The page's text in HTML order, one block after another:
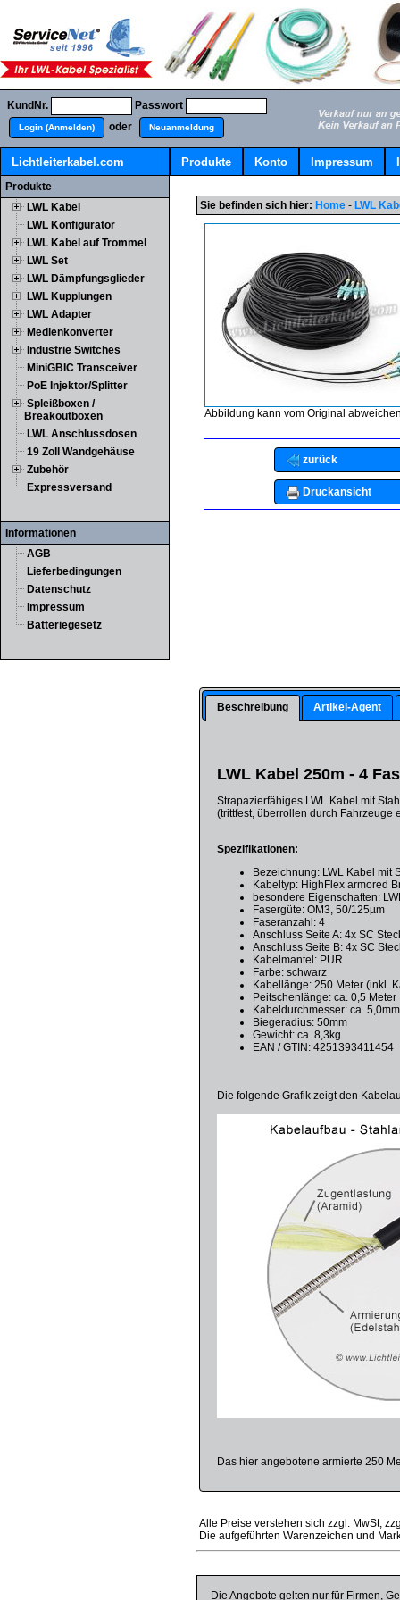
KundNr. Passwort
Login (Anmelden) oder Neuanmeldung
Lichtleiterkabel.com Produkte Konto Impressum
Produkte
LWL Kabel
LWL Konfigurator
LWL Kabel auf Trommel
LWL Set
LWL Dämpfungsglieder
LWL Kupplungen
LWL Adapter
Medienkonverter
Industrie Switches
MiniGBIC Transceiver
PoE Injektor/Splitter
Spleißboxen /
Breakoutboxen
LWL Anschlussdosen
19 Zoll Wandgehäuse
Zubehör
Expressversand
Informationen
AGB
Lieferbedingungen
Datenschutz
Impressum
Batteriegesetz
Sie befinden sich hier: Home - LWL
Abbildung kann vom Original
zurück
Druckansicht
Beschreibung Artikel-Agent
LWL Kabel 250m - 4
Strapazierfähiges LWL Kabel mit
(trittfest, überrollen durch Fahrzeuge
Spezifikationen:
Bezeichnung: LWL Kabel mit
Kabeltyp: HighFlex armored
besondere Eigenschaften:
Fasergüte: OM3, 50/125µm
Faseranzahl: 4
Anschluss Seite A: 4x SC
Anschluss Seite B: 4x SC
Kabelmantel: PUR
Farbe: schwarz
Kabellänge: 250 Meter (inkl.
Peitschenlänge: ca. 0,5 Meter
Kabeldurchmesser: ca. 5,0mm
Biegeradius: 50mm
Gewicht: ca. 8,3kg
EAN / GTIN: 4251393411454
Die folgende Grafik zeigt den
Das hier angebotene armierte 250
Alle Preise verstehen sich zzgl. MwSt,
Die aufgeführten Warenzeichen und
Die Angebote gelten nur für Firmen,